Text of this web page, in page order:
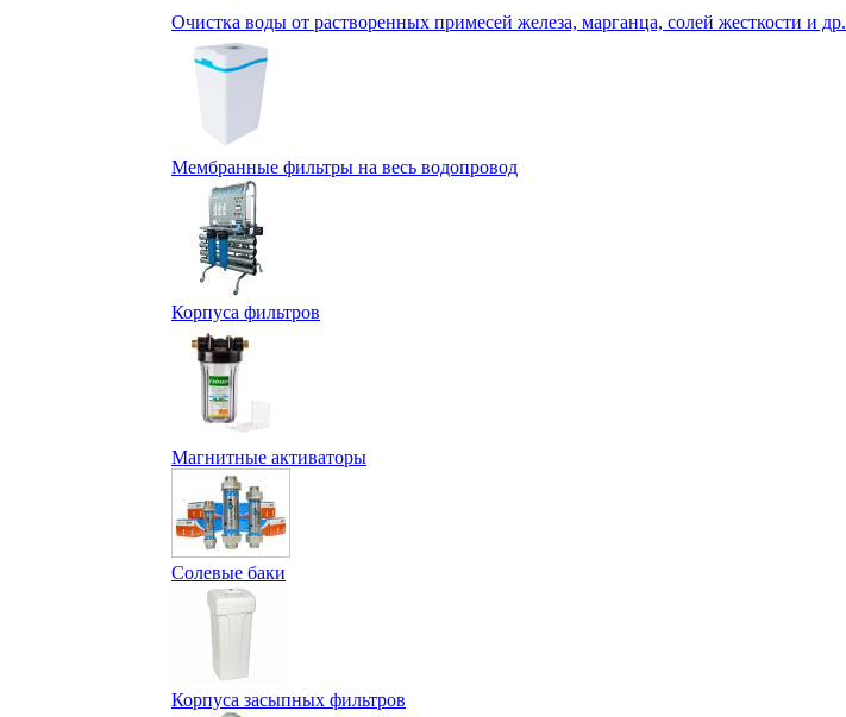
Очистка воды от растворенных примесей железа, марганца, солей жесткости и др.
Мембранные фильтры на весь водопровод
Корпуса фильтров
Магнитные активаторы
Солевые баки
Корпуса засыпных фильтров